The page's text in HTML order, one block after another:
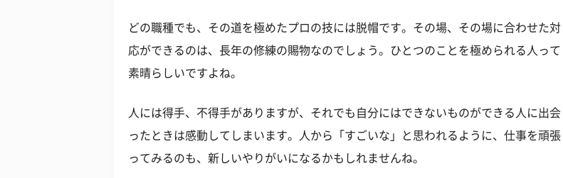
どの職種でも、その道を極めたプロの技には脱帽です。その場、その場に合わせた対
応ができるのは、長年の修練の賜物なのでしょう。ひとつのことを極められる人って
素晴らしいですよね。
人には得手、不得手がありますが、それでも自分にはできないものができる人に出会
ったときは感動してしまいます。人から「すごいな」と思われるように、仕事を頑張
ってみるのも、新しいやりがいになるかもしれませんね。